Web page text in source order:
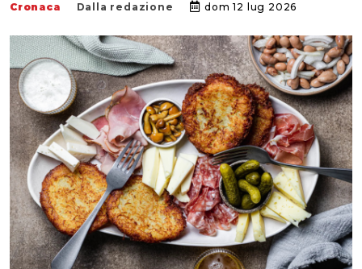
Cronaca Dalla redazione dom 12 lug 2026